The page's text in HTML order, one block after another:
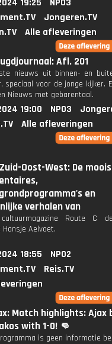
19:25
NPO3
Jongeren.TV
Alle afleveringen
Afl. 201
nieuws uit binnen- en
speciaal voor de jonge kijker.
Nieuws met gebarentaal.
19:00 NPO3
Alle afleveringen
Oost-West: De
en
verhalen van
Route C
Aelvoet.
18:55
NPO2
Reis.TV
Match highlights: Ajax
with 1-0! 👊
is geen informatie